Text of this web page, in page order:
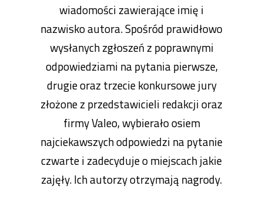
wiadomości zawierające imię i
nazwisko autora. Spośród prawidłowo
wysłanych zgłoszeń z poprawnymi
odpowiedziami na pytania pierwsze,
drugie oraz trzecie konkursowe jury
złożone z przedstawicieli redakcji oraz
firmy Valeo, wybierało osiem
najciekawszych odpowiedzi na pytanie
czwarte i zadecyduje o miejscach jakie
zajęły. Ich autorzy otrzymają nagrody.